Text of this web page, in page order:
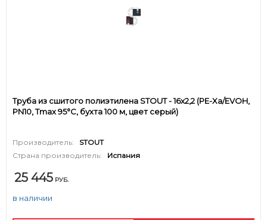
Труба из сшитого полиэтилена STOUT - 16x2,2 (PE-Xa/EVOH,
PN10, Tmax 95°C, бухта 100 м, цвет серый)
Производитель:
STOUT
Страна производитель:
Испания
25 445 РУБ.
в наличии